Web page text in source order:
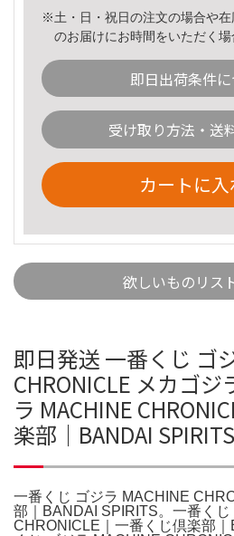
※土・日・祝日の注文の場合や
のお届けにお時間をいただく場
即日出荷条件
受け取り方法・送
カートに入
欲しいものリス
即日発送 一番くじ ゴ
CHRONICLE メカゴ
ラ MACHINE
楽部｜BANDAI
一番くじ ゴジラ MACHINE
部｜BANDAI SPIRITS。一番く
CHRONICLE｜一番くじ倶楽部